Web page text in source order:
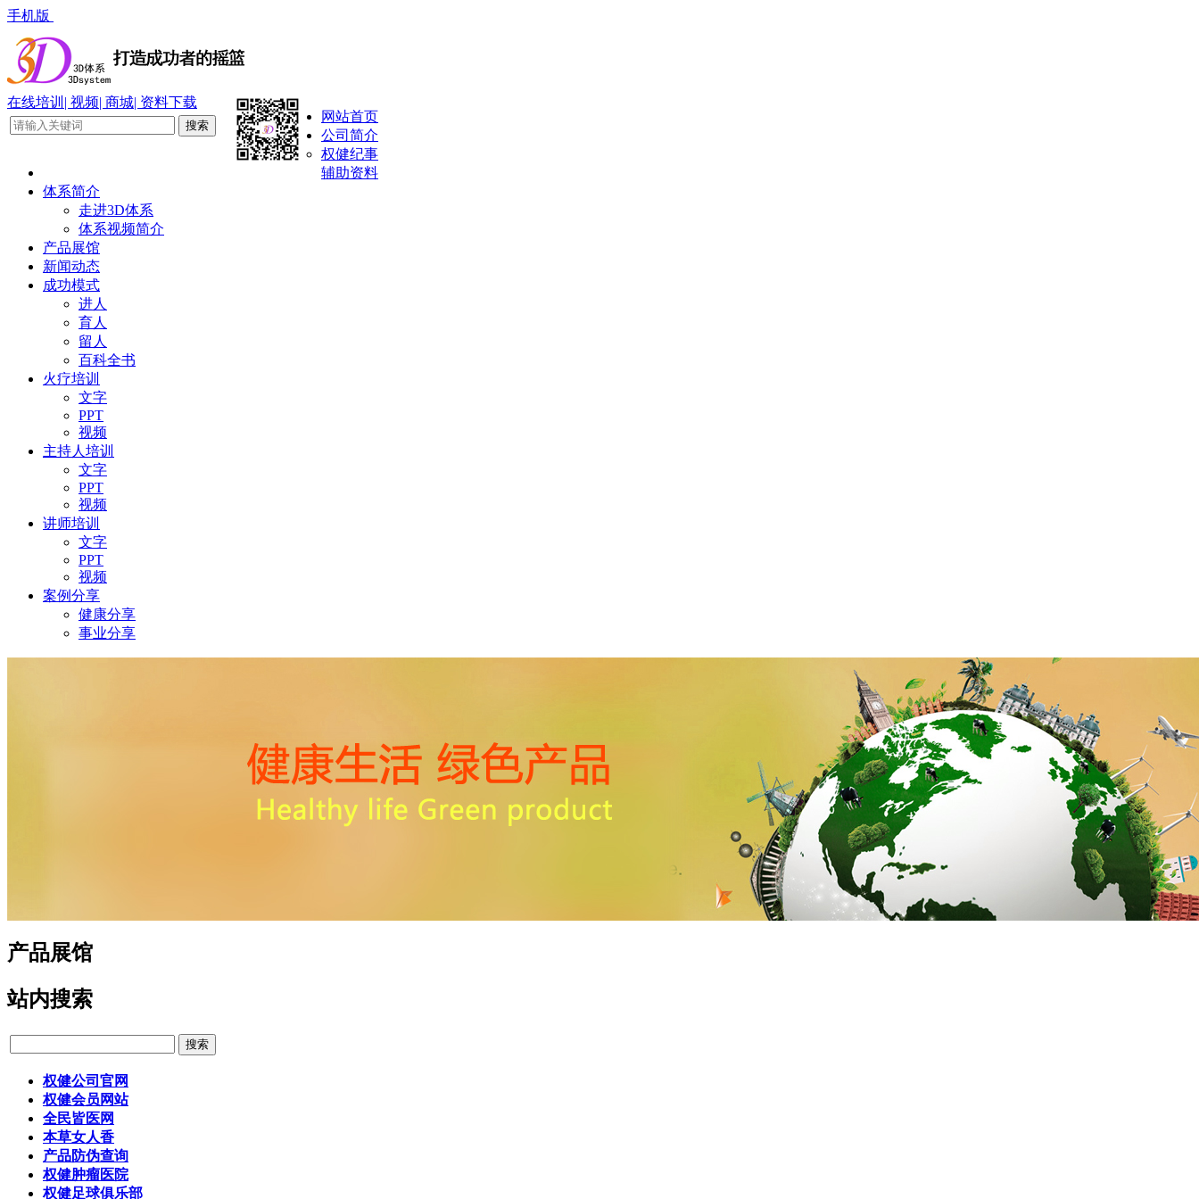
手机版
在线培训 | 视频| 商城| 资料下载
网站首页
公司简介
权健纪事
辅助资料
体系简介
走进3D体系
体系视频简介
产品展馆
新闻动态
成功模式
进人
育人
留人
百科全书
火疗培训
文字
PPT
视频
主持人培训
文字
PPT
视频
讲师培训
文字
PPT
视频
案例分享
健康分享
事业分享
产品展馆
站内搜索
权健公司官网
权健会员网站
全民皆医网
本草女人香
产品防伪查询
权健肿瘤医院
权健足球俱乐部